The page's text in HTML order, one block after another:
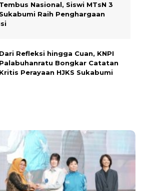
Tembus Nasional, Siswi MTsN 3
Sukabumi Raih Penghargaan
Dari Refleksi hingga Cuan, KNPI
Palabuhanratu Bongkar Catatan
Kritis Perayaan HJKS Sukabumi